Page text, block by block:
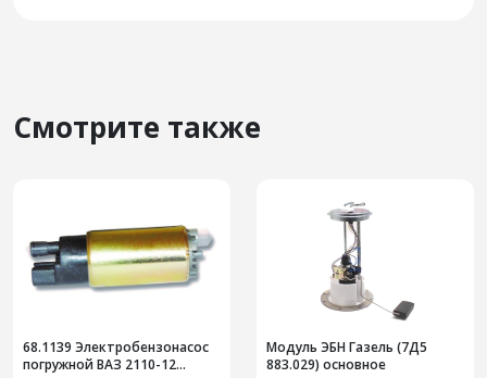
Смотрите также
68.1139 Электробензонасос
погружной ВАЗ 2110-12
Модуль ЭБН Газель (7Д5
883.029) основное